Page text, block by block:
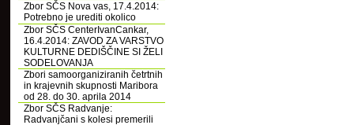
Zbor SČS Nova vas, 17.4.2014:
Potrebno je urediti okolico
Zbor SČS CenterIvanCankar,
16.4.2014: ZAVOD ZA VARSTVO
KULTURNE DEDIŠČINE SI ŽELI
SODELOVANJA
Zbori samoorganiziranih četrtnih
in krajevnih skupnosti Maribora
od 28. do 30. aprila 2014
Zbor SČS Radvanje:
Radvanjčani s kolesi premerili